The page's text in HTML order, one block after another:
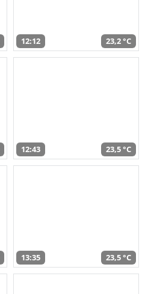
12:12 23,2 °C
12:43 23,5 °C
13:35 23,5 °C